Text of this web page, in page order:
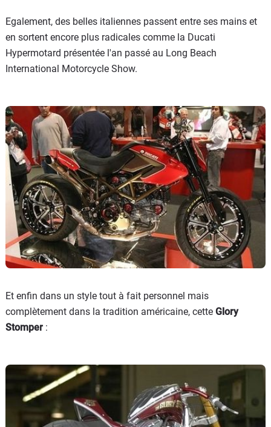
Egalement, des belles italiennes passent entre ses mains et
en sortent encore plus radicales comme la Ducati
Hypermotard présentée l'an passé au Long Beach
International Motorcycle Show.
Et enfin dans un style tout à fait personnel mais
complètement dans la tradition américaine, cette Glory
Stomper :